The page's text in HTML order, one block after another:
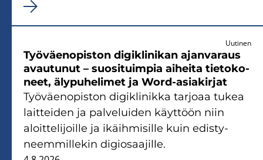
Uutinen
Työ­väen­opis­ton di­gikli­ni­kan ajan­va­raus
avau­tu­nut – suo­si­tuim­pia ai­hei­ta tie­to­ko­
neet, äly­pu­he­li­met ja Word-​asiakirjat
Työ­väen­opis­ton di­gikli­nik­ka tar­jo­aa tukea
lait­tei­den ja pal­ve­lui­den käyt­töön niin
aloit­te­li­joil­le ja ikäih­mi­sil­le kuin edis­ty­
neem­mil­le­kin di­gio­saa­jil­le.